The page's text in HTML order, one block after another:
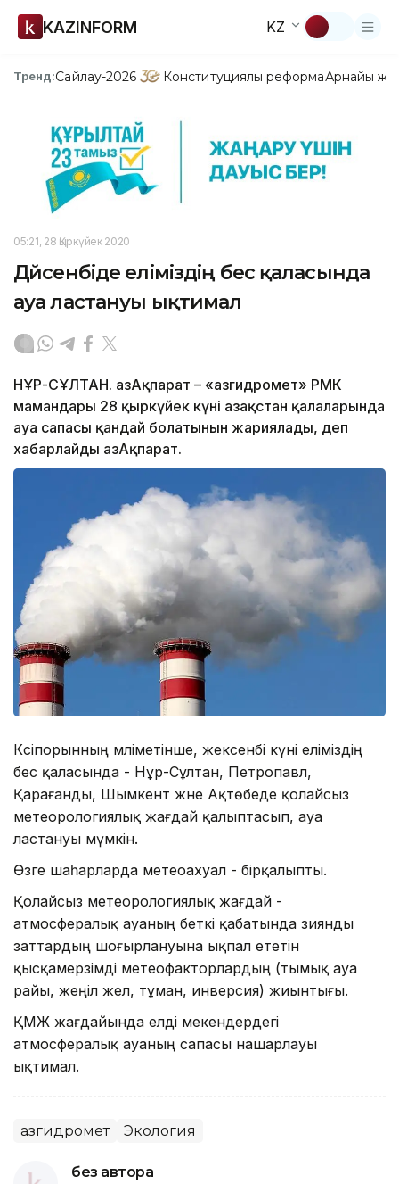
KAZINFORM KZ
Тренд:Сайлау-2026 Конституциялық реформаАрнайы
05:21, 28 Қыркүйек 2020
Дүйсенбіде еліміздің бес қаласында
ауа ластануы ықтимал
НҰР-СҰЛТАН. ҚазАқпарат – «Қазгидромет» РМК
мамандары 28 қыркүйек күні Қазақстан қалаларында
ауа сапасы қандай болатынын жариялады, деп
хабарлайды ҚазАқпарат.
Кәсіпорынның мәліметінше, жексенбі күні еліміздің
бес қаласында - Нұр-Сұлтан, Петропавл,
Қарағанды, Шымкент және Ақтөбеде қолайсыз
метеорологиялық жағдай қалыптасып, ауа
ластануы мүмкін.
Өзге шаһарларда метеоахуал - бірқалыпты.
Қолайсыз метеорологиялық жағдай -
атмосфералық ауаның беткі қабатында зиянды
заттардың шоғырлануына ықпал ететін
қысқамерзімді метеофакторлардың (тымық ауа
райы, жеңіл жел, тұман, инверсия) жиынтығы.
ҚМЖ жағдайында елді мекендердегі
атмосфералық ауаның сапасы нашарлауы
ықтимал.
Қазгидромет Экология
без автора